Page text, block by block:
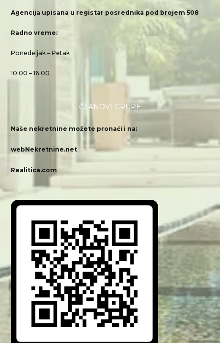
Agencija upisana u registar posrednika pod brojem 508
Radno vreme:
Ponedeljak – Petak
10:00 – 16:00
ČLANOVI GRUPE
Naše nekretnine možete pronaći i na:
webNekretnine.net
Realitica.com